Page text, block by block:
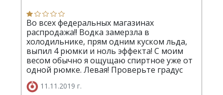
Во всех федеральных магазинах
распродажа!! Водка замерзла в
холодильнике, прям одним куском льда,
выпил 4 рюмки и ноль эффекта! С моим
весом обычно я ощущаю спиртное уже от
одной рюмке. Левая! Проверьте градус
11.11.2019 г.